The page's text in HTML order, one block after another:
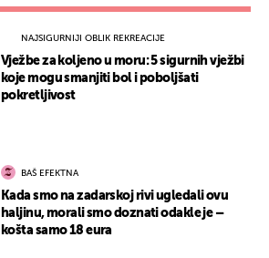
NAJSIGURNIJI OBLIK REKREACIJE
Vježbe za koljeno u moru: 5 sigurnih vježbi
koje mogu smanjiti bol i poboljšati
pokretljivost
BAŠ EFEKTNA
Kada smo na zadarskoj rivi ugledali ovu
haljinu, morali smo doznati odakle je –
košta samo 18 eura